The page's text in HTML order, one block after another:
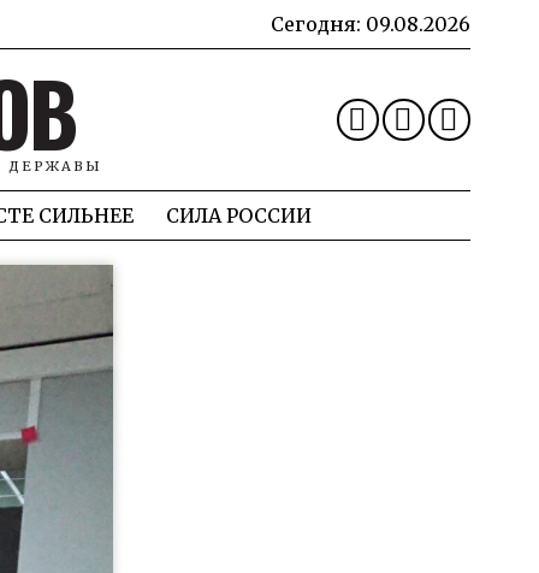
Сегодня: 09.08.2026
ДЕРЖАВЫ
СИЛЬНЕЕ СИЛА РОССИИ